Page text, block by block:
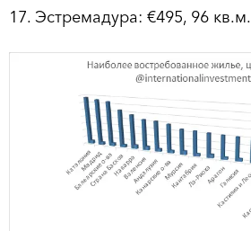
17. Эстремадура: €495, 96 кв.м.